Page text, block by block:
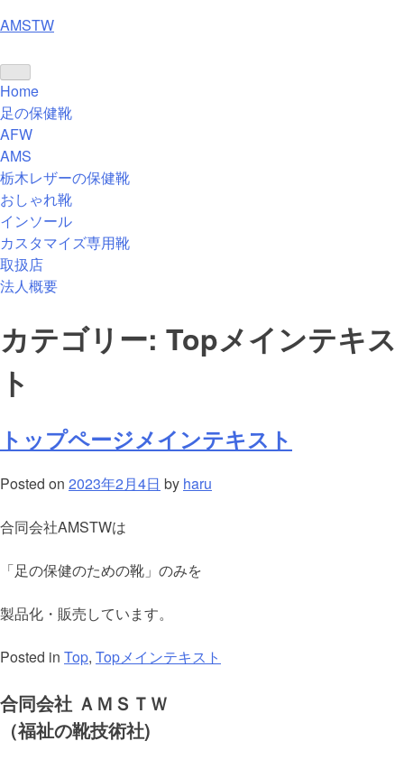
Skip
content
AMSTW
Home
足の保健靴
AFW
AMS
栃木レザーの保健靴
おしゃれ靴
インソール
カスタマイズ専用靴
取扱店
法人概要
カテゴリー: Topメインテキス
ト
トップページメインテキスト
Posted on 2023年2月4日 by haru
合同会社AMSTWは
「足の保健のための靴」のみを
製品化・販売しています。
Posted in Top, Topメインテキスト
合同会社 ＡＭＳＴＷ
（福祉の靴技術社)